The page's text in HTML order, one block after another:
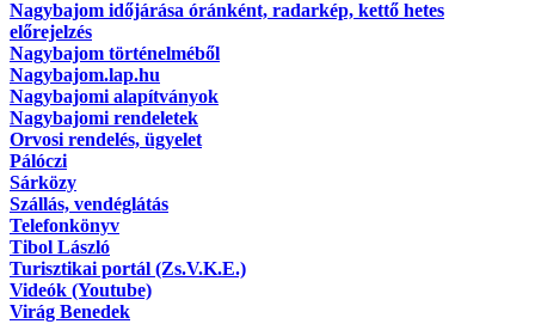
Nagybajom időjárása óránként, radarkép, kettő hetes
előrejelzés
Nagybajom történelméből
Nagybajom.lap.hu
Nagybajomi alapítványok
Nagybajomi rendeletek
Orvosi rendelés, ügyelet
Pálóczi
Sárközy
Szállás, vendéglátás
Telefonkönyv
Tibol László
Turisztikai portál (Zs.V.K.E.)
Videók (Youtube)
Virág Benedek